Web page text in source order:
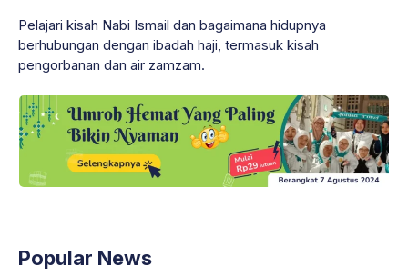
Pelajari kisah Nabi Ismail dan bagaimana hidupnya
berhubungan dengan ibadah haji, termasuk kisah
pengorbanan dan air zamzam.
Popular News